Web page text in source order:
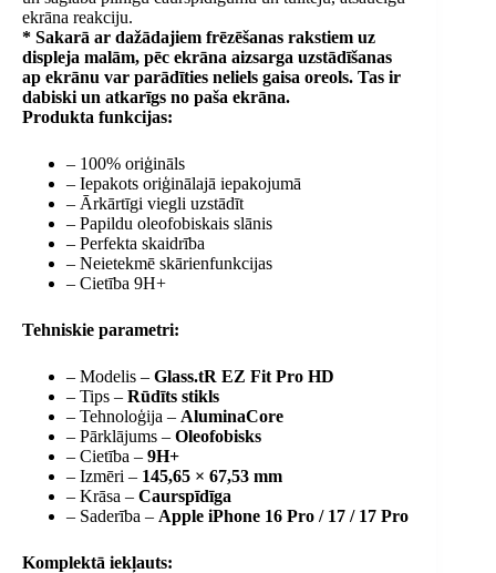
ekrāna reakciju.
* Sakarā ar dažādajiem frēzēšanas rakstiem uz
displeja malām, pēc ekrāna aizsarga uzstādīšanas
ap ekrānu var parādīties neliels gaisa oreols. Tas ir
dabiski un atkarīgs no paša ekrāna.
Produkta funkcijas:
– 100% oriģināls
– Iepakots oriģinālajā iepakojumā
– Ārkārtīgi viegli uzstādīt
– Papildu oleofobiskais slānis
– Perfekta skaidrība
– Neietekmē skārienfunkcijas
– Cietība 9H+
Tehniskie parametri:
– Modelis – Glass.tR EZ Fit Pro HD
– Tips – Rūdīts stikls
– Tehnoloģija – AluminaCore
– Pārklājums – Oleofobisks
– Cietība – 9H+
– Izmēri – 145,65 × 67,53 mm
– Krāsa – Caurspīdīga
– Saderība – Apple iPhone 16 Pro / 17 / 17 Pro
Komplektā iekļauts: